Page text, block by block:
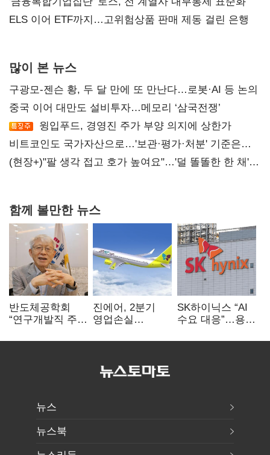
ELS 이어 ETF까지…고위험상품 판매 제동 걸린 은행
많이 본 뉴스
구광모-젠슨 황, 두 달 만에 또 만난다…로봇·AI 등 논의
중국 이어 대만도 설비투자…메모리 ‘삼국전쟁’
윙입푸드, 경영진 주가 부양 의지에 상한가
비트코인도 국가자산으로…'보관·평가·처분' 기준은
숙제
(현장+)"팔 생각 접고 호가 높여요"…'덜 똘똘한 한 채'
함께 볼만한 뉴스
반도체공학회
“연구개발직 주
개선해야”
진에어, 2분기
영업손실
상승 여파
SK하이닉스 “AI
수요 대응”…용인
투자
뉴스
뉴스북